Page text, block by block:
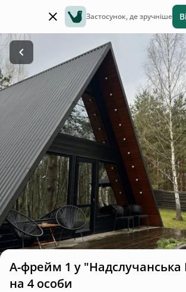
Застосунок, де зручніше
А-фрейм 1 у
на 4 особи